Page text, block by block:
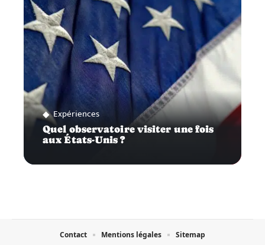
Expériences
Quel observatoire visiter une fois
aux États-Unis ?
Contact Mentions légales Sitemap